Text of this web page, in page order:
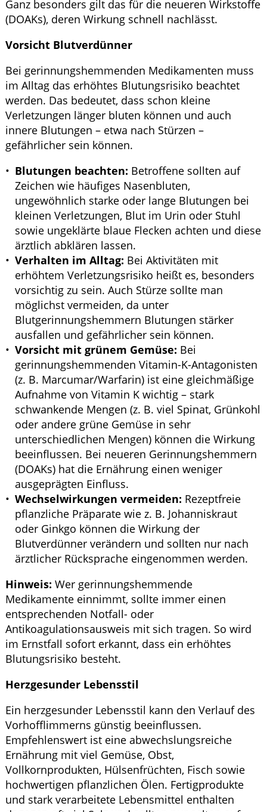
Ganz besonders gilt das für die neueren Wirkstoffe
(DOAKs), deren Wirkung schnell nachlässt.
Vorsicht Blutverdünner
Bei gerinnungshemmenden Medikamenten muss
im Alltag das erhöhtes Blutungsrisiko beachtet
werden. Das bedeutet, dass schon kleine
Verletzungen länger bluten können und auch
innere Blutungen – etwa nach Stürzen –
gefährlicher sein können.
Blutungen beachten: Betroffene sollten auf
Zeichen wie häufiges Nasenbluten,
ungewöhnlich starke oder lange Blutungen bei
kleinen Verletzungen, Blut im Urin oder Stuhl
sowie ungeklärte blaue Flecken achten und diese
ärztlich abklären lassen.
Verhalten im Alltag: Bei Aktivitäten mit
erhöhtem Verletzungsrisiko heißt es, besonders
vorsichtig zu sein. Auch Stürze sollte man
möglichst vermeiden, da unter
Blutgerinnungshemmern Blutungen stärker
ausfallen und gefährlicher sein können.
Vorsicht mit grünem Gemüse: Bei
gerinnungshemmenden Vitamin-K-Antagonisten
(z. B. Marcumar/Warfarin) ist eine gleichmäßige
Aufnahme von Vitamin K wichtig – stark
schwankende Mengen (z. B. viel Spinat, Grünkohl
oder andere grüne Gemüse in sehr
unterschiedlichen Mengen) können die Wirkung
beeinflussen. Bei neueren Gerinnungshemmern
(DOAKs) hat die Ernährung einen weniger
ausgeprägten Einfluss.
Wechselwirkungen vermeiden: Rezeptfreie
pflanzliche Präparate wie z. B. Johanniskraut
oder Ginkgo können die Wirkung der
Blutverdünner verändern und sollten nur nach
ärztlicher Rücksprache eingenommen werden.
Hinweis: Wer gerinnungshemmende
Medikamente einnimmt, sollte immer einen
entsprechenden Notfall- oder
Antikoagulationsausweis mit sich tragen. So wird
im Ernstfall sofort erkannt, dass ein erhöhtes
Blutungsrisiko besteht.
Herzgesunder Lebensstil
Ein herzgesunder Lebensstil kann den Verlauf des
Vorhofflimmerns günstig beeinflussen.
Empfehlenswert ist eine abwechslungsreiche
Ernährung mit viel Gemüse, Obst,
Vollkornprodukten, Hülsenfrüchten, Fisch sowie
hochwertigen pflanzlichen Ölen. Fertigprodukte
und stark verarbeitete Lebensmittel enthalten